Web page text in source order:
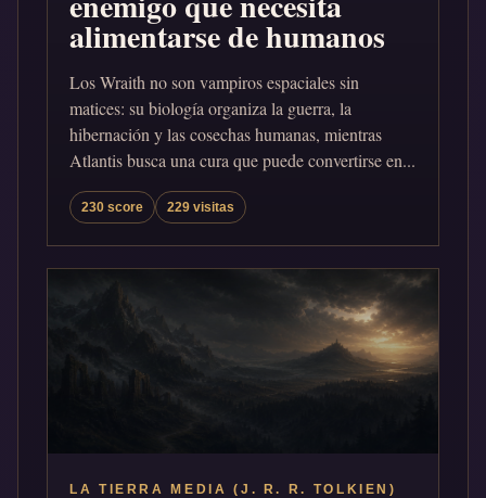
alimentarse de humanos
Los Wraith no son vampiros espaciales sin
matices: su biología organiza la guerra, la
hibernación y las cosechas humanas, mientras
Atlantis busca una cura que puede convertirse en...
230 score 229 visitas
LA TIERRA MEDIA (J. R. R. TOLKIEN)